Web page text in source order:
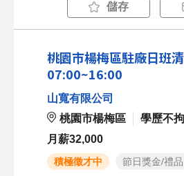
儲存
桃園市楊梅區駐廠日班
07:00~16:00
山寬有限公司
桃園市楊梅區
學歷不拘
月薪32,000
積極徵才中 節日獎金/禮品